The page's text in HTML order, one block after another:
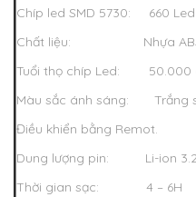
Chíp led SMD 5730: 660 Led
Chất liệu: Nhựa ABS +
Tuổi thọ chíp Led: 50.000
Màu sắc ánh sáng: Trắng
Điều khiển bằng Remot.
Dung lượng pin: Li-ion
Thời gian sạc: 4 – 6H